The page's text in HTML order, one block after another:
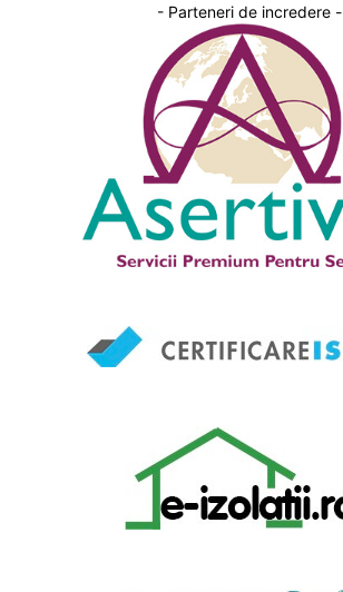
- Parteneri de incredere -